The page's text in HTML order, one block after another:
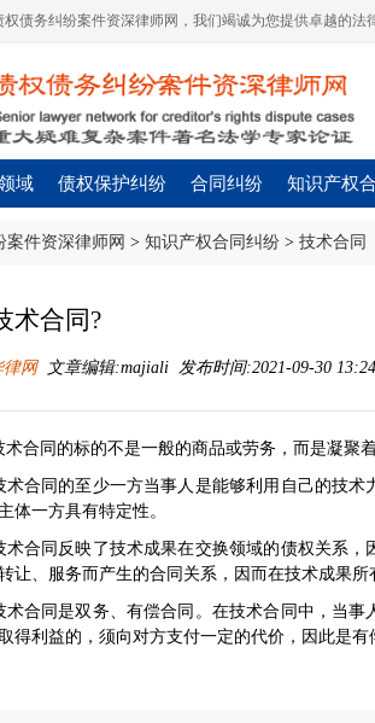
债务纠纷案件资深律师网，我们竭诚为您提供卓越的法
域 债权保护纠纷 合同纠纷 知识产权
案件资深律师网 > 知识产权合同纠纷 > 技术合同
术合同?
律网文章编辑:majiali 发布时间:2021-09-30
术合同的标的不是一般的商品或劳务，而是凝聚
术合同的至少一方当事人是能够利用自己的技
体一方具有特定性。
术合同反映了技术成果在交换领域的债权关系
让、服务而产生的合同关系，因而在技术成果所
术合同是双务、有偿合同。在技术合同中，当
得利益的，须向对方支付一定的代价，因此是有